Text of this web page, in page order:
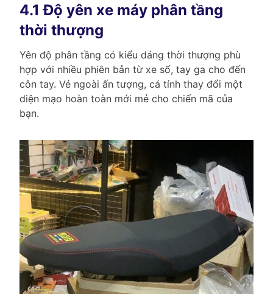
4.1 Độ yên xe máy phân tầng
thời thượng
Yên độ phân tầng có kiểu dáng thời thượng phù
hợp với nhiều phiên bản từ xe số, tay ga cho đến
côn tay. Vẻ ngoài ấn tượng, cá tính thay đổi một
diện mạo hoàn toàn mới mẻ cho chiến mã của
bạn.